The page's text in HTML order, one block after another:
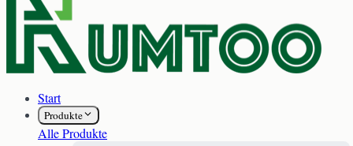
Start
Produkte
Alle Produkte